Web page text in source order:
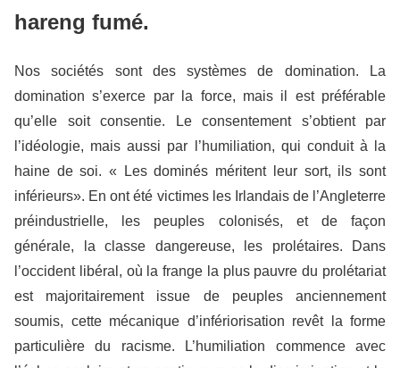
hareng fumé.
Nos sociétés sont des systèmes de domination. La
domination s’exerce par la force, mais il est préférable
qu’elle soit consentie. Le consentement s’obtient par
l’idéologie, mais aussi par l’humiliation, qui conduit à la
haine de soi. « Les dominés méritent leur sort, ils sont
inférieurs». En ont été victimes les Irlandais de l’Angleterre
préindustrielle, les peuples colonisés, et de façon
générale, la classe dangereuse, les prolétaires. Dans
l’occident libéral, où la frange la plus pauvre du prolétariat
est majoritairement issue de peuples anciennement
soumis, cette mécanique d’infériorisation revêt la forme
particulière du racisme. L’humiliation commence avec